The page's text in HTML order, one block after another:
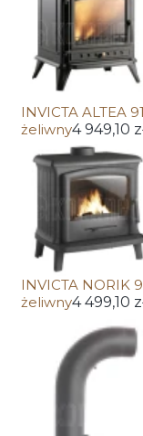
INVICTA ALTEA
żeliwny4 949,10
INVICTA NORIK
żeliwny4 499,10